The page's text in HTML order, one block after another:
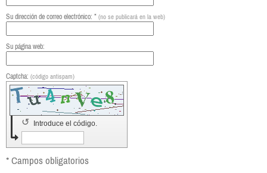
Su dirección de correo electrónico: * (no se publicará en la web)
Su página web:
Captcha: (código antispam)
Introduce el código.
↺
* Campos obligatorios